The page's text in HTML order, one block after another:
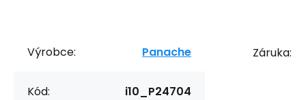
Výrobce: Panache
Kód: i10_P24704
Záruka: